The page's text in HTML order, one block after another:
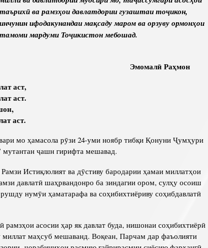
Сохтори Институт
Роҳбарон ва кормандон
таърихӣва рамзҳоидавлатдориигузаштаитоҷикон,
инчунинифодакунандаимақсадумаромва орзувуормонҳои
тамомимардуми Тоҷикистонмебошад.
ЭмомалӣРаҳмон
аст,
аст.
,
аст.
мо ҳамасола рӯзи 24-уми ноябр тибқи Қонуни Ҷумҳури
мутантан ҷашн гирифта мешавад.
Истиқлолият ва дӯстиву бародарии ҳамаи миллатҳои
давлатӣ шаҳрвандонро ба зиндагии ором, сулҳу осоиш
нумӯи ҳаматарафа ва соҳибихтиёриву соҳибдавлатӣ
асосии ҳар як давлат буда, нишонаи соҳибихтиёрӣ
миллат маҳсуб мешаванд. Воқеан, Парчам дар фаъолияти